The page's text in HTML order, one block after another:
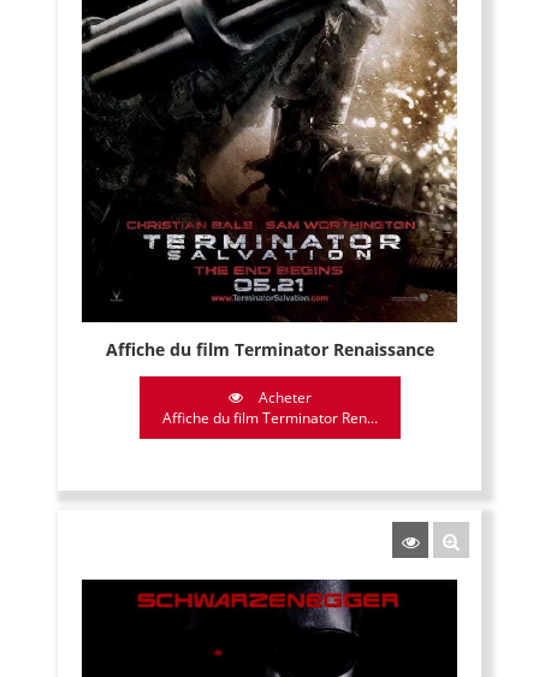
Affiche du film Terminator Renaissance
Acheter
Affiche du film Terminator Ren...